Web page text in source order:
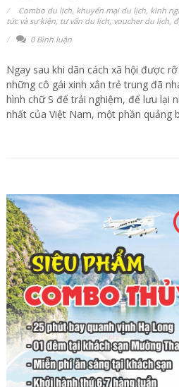
Combo du lịch, khuyến mại du lịch, kinh
tức và sự kiện, tư vấn du lịch, voucher du lịch,
0 Bình luận
Ngay sau khi dãn cách xã hội được
những cô gái xinh xắn trẻ trung đã
hình chữ S để trải nghiệm, để lưu lại
nhất của Việt Nam, một phần quảng